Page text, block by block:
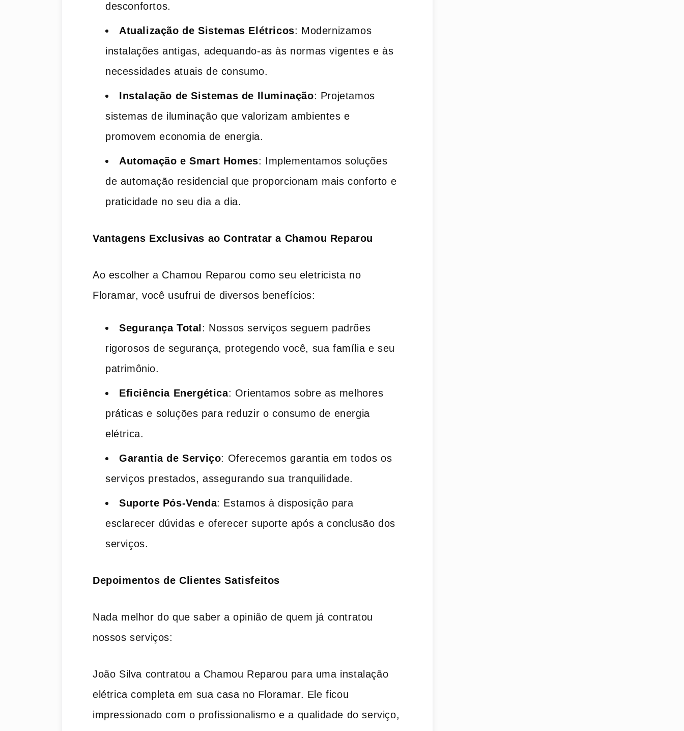
desconfortos.
Atualização de Sistemas Elétricos: Modernizamos
instalações antigas, adequando-as às normas vigentes e às
necessidades atuais de consumo.
Instalação de Sistemas de Iluminação: Projetamos
sistemas de iluminação que valorizam ambientes e
promovem economia de energia.
Automação e Smart Homes: Implementamos soluções
de automação residencial que proporcionam mais conforto e
praticidade no seu dia a dia.
Vantagens Exclusivas ao Contratar a Chamou Reparou
Ao escolher a Chamou Reparou como seu eletricista no
Floramar, você usufrui de diversos benefícios:
Segurança Total : Nossos serviços seguem padrões
rigorosos de segurança, protegendo você, sua família e seu
patrimônio.
Eficiência Energética: Orientamos sobre as melhores
práticas e soluções para reduzir o consumo de energia
elétrica.
Garantia de Serviço: Oferecemos garantia em todos os
serviços prestados, assegurando sua tranquilidade.
Suporte Pós-Venda: Estamos à disposição para
esclarecer dúvidas e oferecer suporte após a conclusão dos
serviços.
Depoimentos de Clientes Satisfeitos
Nada melhor do que saber a opinião de quem já contratou
nossos serviços:
João Silva contratou a Chamou Reparou para uma instalação
elétrica completa em sua casa no Floramar. Ele ficou
impressionado com o profissionalismo e a qualidade do serviço,